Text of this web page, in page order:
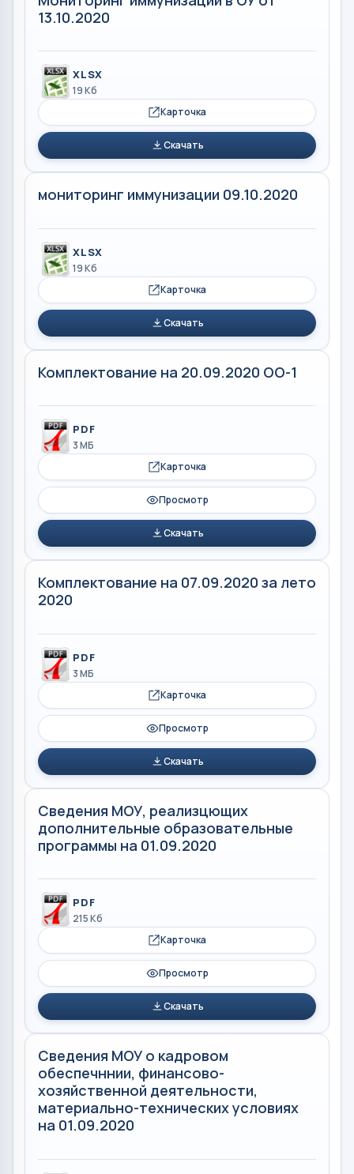
13.10.2020
XLSX
19 Кб
Карточка
Скачать
мониторинг иммунизации 09.10.2020
XLSX
19 Кб
Карточка
Скачать
Комплектование на 20.09.2020 ОО-1
PDF
3 МБ
Карточка
Просмотр
Скачать
Комплектование на 07.09.2020 за лето
2020
PDF
3 МБ
Карточка
Просмотр
Скачать
Сведения МОУ, реализцющих
дополнительные образовательные
программы на 01.09.2020
PDF
215 Кб
Карточка
Просмотр
Скачать
Сведения МОУ о кадровом
обеспечннии, финансово-
хозяйственной деятельности,
материально-технических условиях
на 01.09.2020